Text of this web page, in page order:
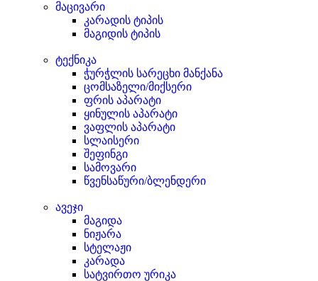
მაცივარი
კარადის ტიპის
მაგიდის ტიპის
ტექნიკა
ჭურჭლის სარეცხი მანქანა
ცომსაზელი/მიქსერი
ფრის აპარატი
ყინულის აპარატი
ვაფლის აპარატი
სლაისერი
შეფინგი
სამოვარი
წვენსაწური/ბლენდერი
ავეჯი
მაგიდა
ნიჟარა
სტელაჟი
კარადა
სატვირთო ურიკა